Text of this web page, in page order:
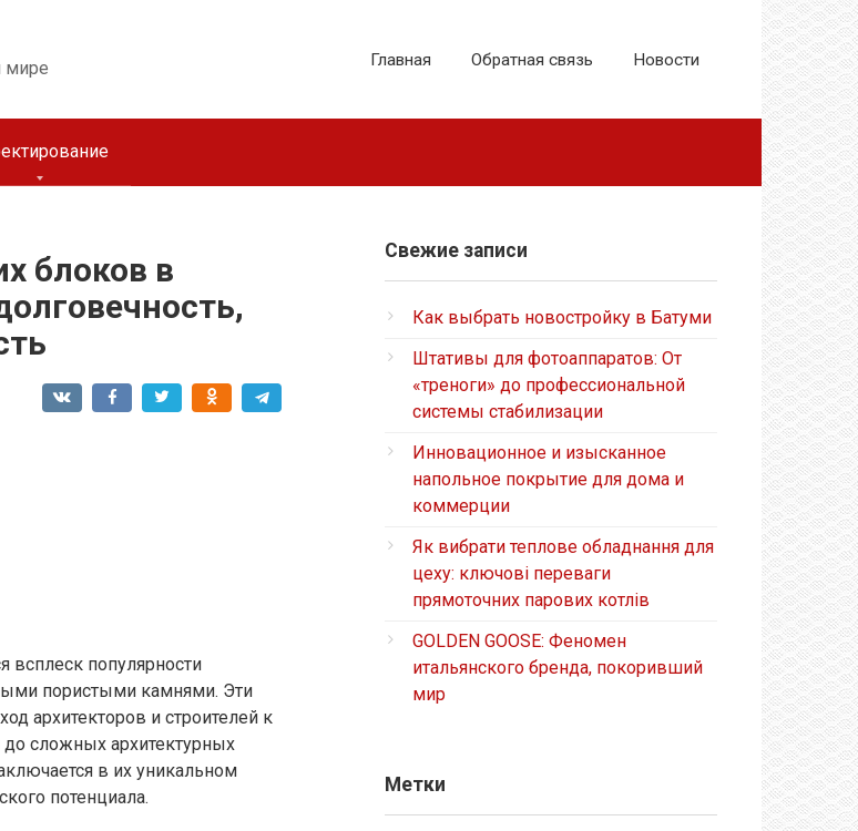
мире Главная Обратная связь Новости
блоков в
всплеск популярности
пористыми камнями. Эти
архитекторов и строителей к
сложных архитектурных
в их уникальном
потенциала.
Свежие записи
Как выбрать новостройку в Батуми
Штативы для фотоаппаратов: От
«треноги» до профессиональной
системы стабилизации
Инновационное и изысканное
напольное покрытие для дома и
коммерции
Як вибрати теплове обладнання для
цеху: ключові переваги
прямоточних парових котлів
GOLDEN GOOSE: Феномен
итальянского бренда, покоривший
мир
Метки